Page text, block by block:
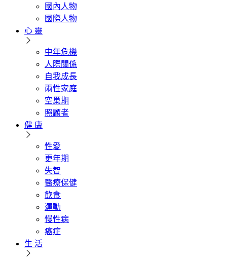
國內人物
國際人物
心 靈
中年危機
人際關係
自我成長
兩性家庭
空巢期
照顧者
健 康
性愛
更年期
失智
醫療保健
飲食
運動
慢性病
癌症
生 活